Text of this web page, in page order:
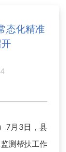
态化精准
7月3日，县
测帮扶工作